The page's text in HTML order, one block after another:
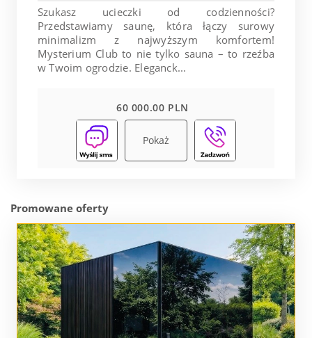
Szukasz ucieczki od codzienności?
Przedstawiamy saunę, która łączy surowy
minimalizm z najwyższym komfortem!
Mysterium Club to nie tylko sauna – to rzeźba
w Twoim ogrodzie. Eleganck...
60 000.00 PLN
Pokaż
Promowane oferty